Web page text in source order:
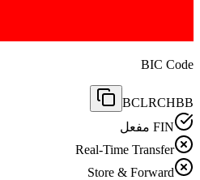
BIC Code
BCLRCHBB
FIN مفعل
Real-Time Transfer
Store & Forward